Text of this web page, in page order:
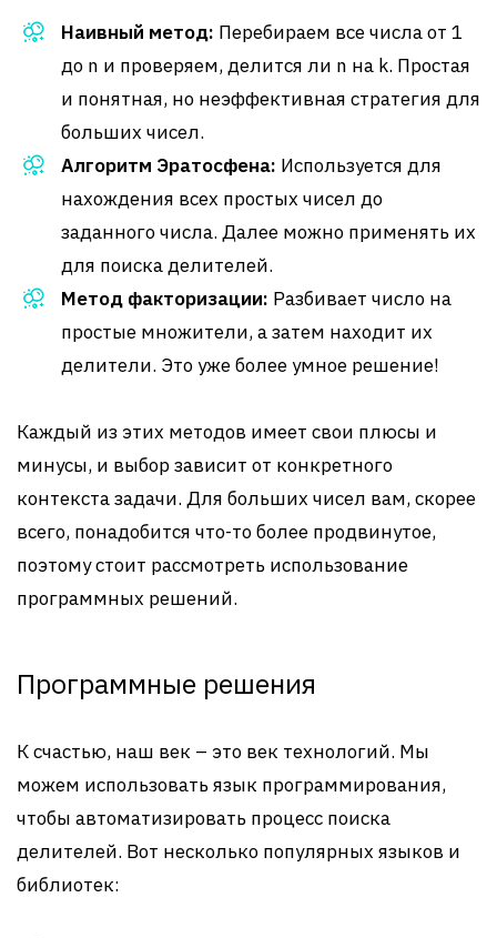
Наивный метод: Перебираем все числа от 1
до n и проверяем, делится ли n на k. Простая
и понятная, но неэффективная стратегия для
больших чисел.
Алгоритм Эратосфена: Используется для
нахождения всех простых чисел до
заданного числа. Далее можно применять их
для поиска делителей.
Метод факторизации: Разбивает число на
простые множители, а затем находит их
делители. Это уже более умное решение!
Каждый из этих методов имеет свои плюсы и
минусы, и выбор зависит от конкретного
контекста задачи. Для больших чисел вам, скорее
всего, понадобится что-то более продвинутое,
поэтому стоит рассмотреть использование
программных решений.
Программные решения
К счастью, наш век – это век технологий. Мы
можем использовать язык программирования,
чтобы автоматизировать процесс поиска
делителей. Вот несколько популярных языков и
библиотек: